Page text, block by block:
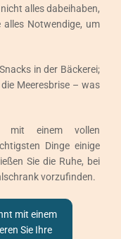
alles dabeihaben,
alles Notwendige, um
in der Bäckerei;
Meeresbrise – was
mit einem vollen
Dinge einige
Sie die Ruhe, bei
vorzufinden.
mit einem
Sie Ihre